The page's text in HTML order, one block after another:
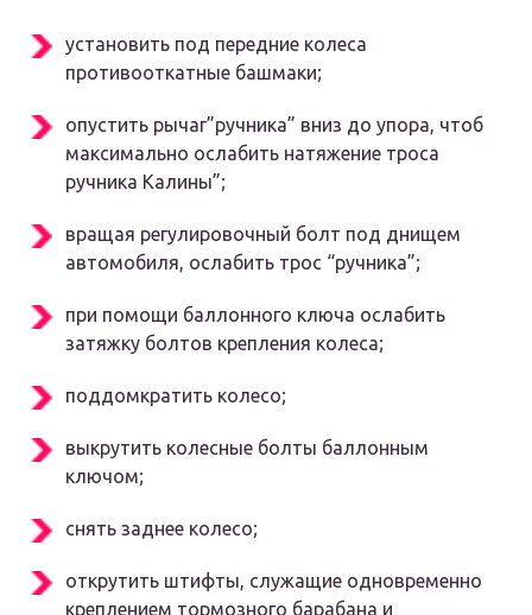
установить под передние колеса
противооткатные башмаки;
опустить рычаг”ручника” вниз до упора, чтоб
максимально ослабить натяжение троса
ручника Калины”;
вращая регулировочный болт под днищем
автомобиля, ослабить трос “ручника”;
при помощи баллонного ключа ослабить
затяжку болтов крепления колеса;
поддомкратить колесо;
выкрутить колесные болты баллонным
ключом;
снять заднее колесо;
открутить штифты, служащие одновременно
креплением тормозного барабана и